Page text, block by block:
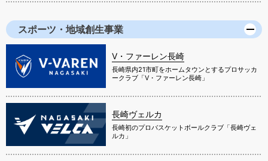
スポーツ・地域創生事業
V・ファーレン長崎
長崎県内21市町をホームタウンとするプロサッカ
ークラブ「V・ファーレン長崎」
長崎ヴェルカ
長崎初のプロバスケットボールクラブ「長崎ヴェ
ルカ」